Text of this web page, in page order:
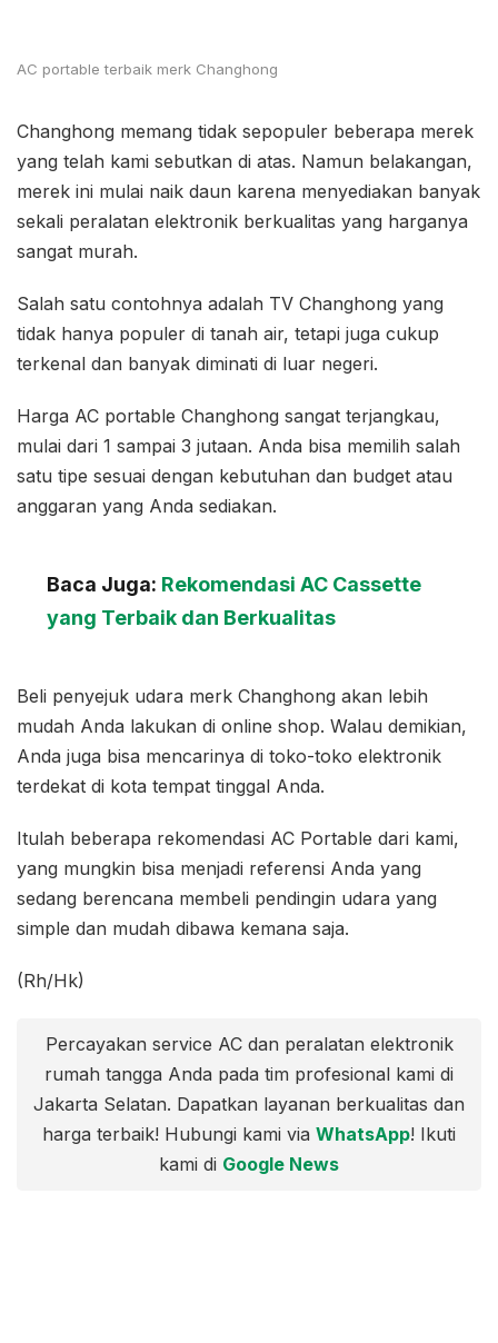
AC portable terbaik merk Changhong
Changhong memang tidak sepopuler beberapa merek
yang telah kami sebutkan di atas. Namun belakangan,
merek ini mulai naik daun karena menyediakan banyak
sekali peralatan elektronik berkualitas yang harganya
sangat murah.
Salah satu contohnya adalah TV Changhong yang
tidak hanya populer di tanah air, tetapi juga cukup
terkenal dan banyak diminati di luar negeri.
Harga AC portable Changhong sangat terjangkau,
mulai dari 1 sampai 3 jutaan. Anda bisa memilih salah
satu tipe sesuai dengan kebutuhan dan budget atau
anggaran yang Anda sediakan.
Baca Juga: Rekomendasi AC Cassette
yang Terbaik dan Berkualitas
Beli penyejuk udara merk Changhong akan lebih
mudah Anda lakukan di online shop. Walau demikian,
Anda juga bisa mencarinya di toko-toko elektronik
terdekat di kota tempat tinggal Anda.
Itulah beberapa rekomendasi AC Portable dari kami,
yang mungkin bisa menjadi referensi Anda yang
sedang berencana membeli pendingin udara yang
simple dan mudah dibawa kemana saja.
(Rh/Hk)
Percayakan service AC dan peralatan elektronik
rumah tangga Anda pada tim profesional kami di
Jakarta Selatan. Dapatkan layanan berkualitas dan
harga terbaik! Hubungi kami via WhatsApp! Ikuti
kami di Google News